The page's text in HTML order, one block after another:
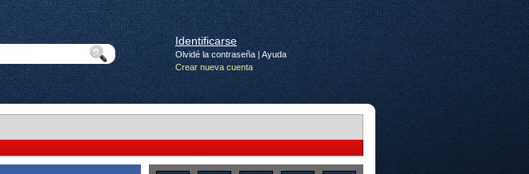
Identificarse
Olvidé la contraseña|Ayuda
Crear nueva cuenta